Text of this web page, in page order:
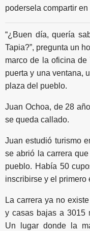
podersela compartir
“¿Buen día, quería
Tapia?”, pregunta un
marco de la oficina
puerta y una ventana,
plaza del pueblo.
Juan Ochoa, de 28
se queda callado.
Juan estudió turismo
se abrió la carrera
pueblo. Había 50
inscribirse y el primero
La carrera ya no
y casas bajas a 3015
Un lugar donde la